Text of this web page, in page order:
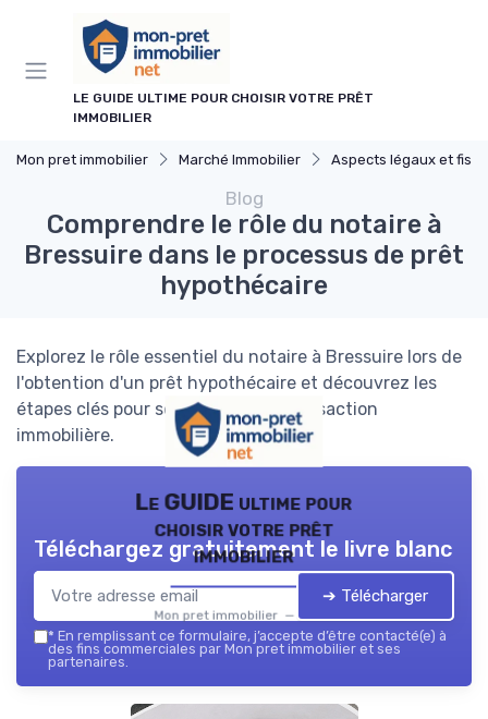
LE GUIDE ULTIME POUR CHOISIR VOTRE PRÊT
IMMOBILIER
Mon pret immobilier Marché Immobilier Aspects légaux et
Blog
Comprendre le rôle du notaire à
Bressuire dans le processus de prêt
hypothécaire
Explorez le rôle essentiel du notaire à Bressuire lors de
l'obtention d'un prêt hypothécaire et découvrez les
étapes clés pour sécuriser votre transaction
immobilière.
Le GUIDE ultime pour
choisir votre prêt
immobilier
Mon pret immobilier — 2026
Téléchargez gratuitement le livre blanc
➔ Télécharger
* En remplissant ce formulaire, j’accepte d’être contacté(e) à
des fins commerciales par Mon pret immobilier et ses
partenaires.